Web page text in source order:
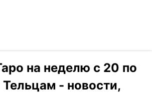
на неделю с 20 по
- новости,